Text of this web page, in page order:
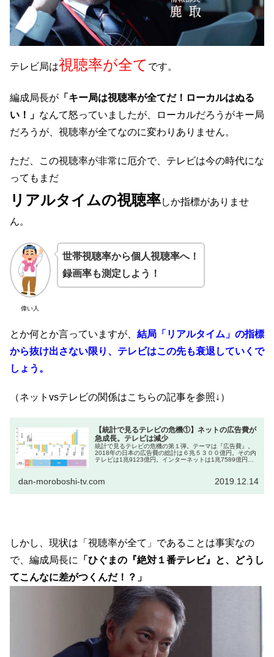
テレビ局は視聴率が全て です。
編成局長が 「キー局は視聴率が全てだ！ローカルはぬる
い！」 なんて怒っていましたが、ローカルだろうがキー局
だろうが、視聴率が全てなのに変わりありません。
ただ、この視聴率が非常に厄介で、テレビは今の時代にな
ってもまだ
リアルタイムの視聴率しか指標がありませ
ん。
偉い人
世帯視聴率から個人視聴率へ！
録画率も測定しよう！
とか何とか言っていますが、 結局「リアルタイム」の指標
から抜け出さない限り、テレビはこの先も衰退していくで
しょう。
（ネットvsテレビの関係はこちらの記事を参照↓）
【統計で見るテレビの危機①】ネットの広告費が
急成長。テレビは減少
統計で見るテレビの危機の第１弾。テーマは『広告費』。
2018年の日本の広告費の総計は６兆５３００億円。その内
テレビは1兆9123億円。インターネットは1兆7589億円。
dan-moroboshi-tv.com 2019.12.14
しかし、現状は「視聴率が全て」であることは事実なの
で、編成局長に
「ひぐまの『絶対１番テレビ』と、
どうし
てこんなに差がつくんだ！？」